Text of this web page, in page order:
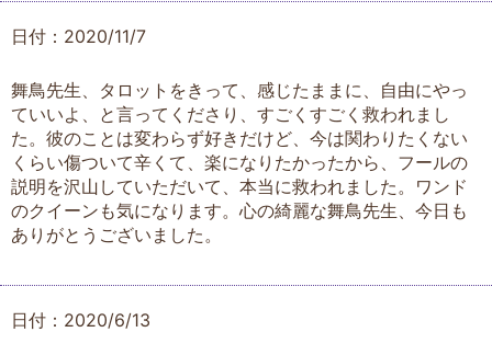
日付：2020/11/7
舞鳥先生、タロットをきって、感じたままに、自由にやっ
ていいよ、と言ってくださり、すごくすごく救われまし
た。彼のことは変わらず好きだけど、今は関わりたくない
くらい傷ついて辛くて、楽になりたかったから、フールの
説明を沢山していただいて、本当に救われました。ワンド
のクイーンも気になります。心の綺麗な舞鳥先生、今日も
ありがとうございました。
日付：2020/6/13